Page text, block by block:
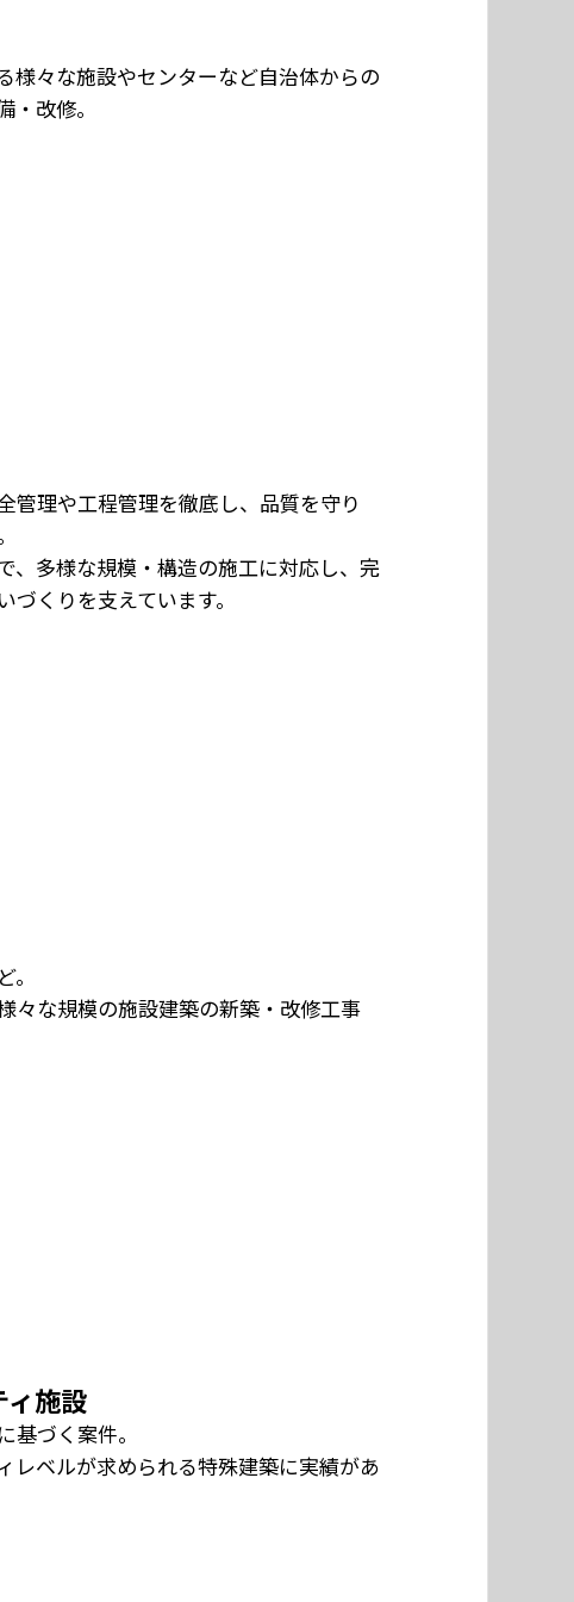
様々な施設やセンターなど自治体からの
改修。
管理や工程管理を徹底し、品質を守り
、多様な規模・構造の施工に対応し、完
くりを支えています。
々な規模の施設建築の新築・改修工事
ィ施設
基づく案件。
レベルが求められる特殊建築に実績があ